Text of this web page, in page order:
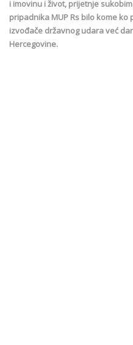
i imovinu i život, prijetnje
pripadnika MUP Rs bilo kome
izvođače državnog udara već
Hercegovine.